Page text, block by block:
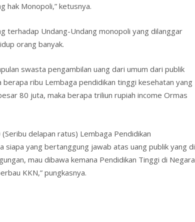
hak Monopoli,” ketusnya.
terhadap Undang-Undang monopoli yang dilanggar
orang banyak.
swasta pengambilan uang dari umum dari publik
ribu Lembaga pendidikan tinggi kesehatan yang
80 juta, maka berapa triliun rupiah income Ormas
delapan ratus) Lembaga Pendidikan
siapa yang bertanggung jawab atas uang publik yang di
mau dibawa kemana Pendidikan Tinggi di Negara
KKN,” pungkasnya.